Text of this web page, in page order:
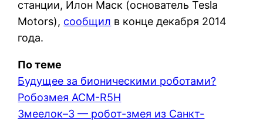
станции, Илон Маск (основатель Tesla
Motors), сообщил в конце декабря 2014
года.
По теме
Будущее за бионическими роботами?
Робозмея ACM-R5H
Змеелок–3 — робот-змея из Санкт-